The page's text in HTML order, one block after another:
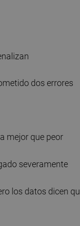
dos errores
mejor que peor
severamente
los datos dicen